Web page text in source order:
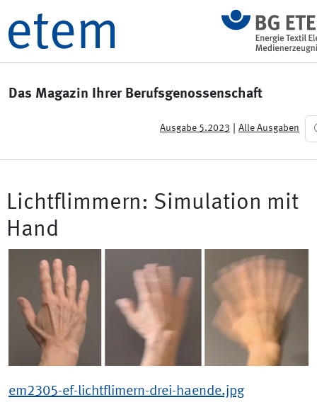
Das Magazin Ihrer Berufsgenossenschaft
Ausgabe 5.2023 Alle Ausgaben
Lichtflimmern: Simulation mit
Hand
em2305-ef-lichtflimern-drei-haende.jpg